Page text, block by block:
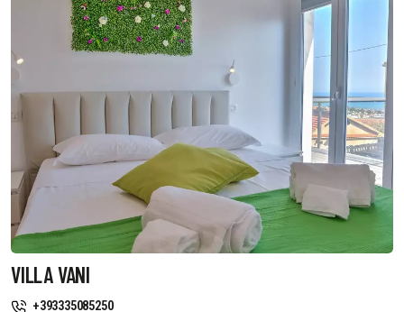
VILLA VANI
+393335085250